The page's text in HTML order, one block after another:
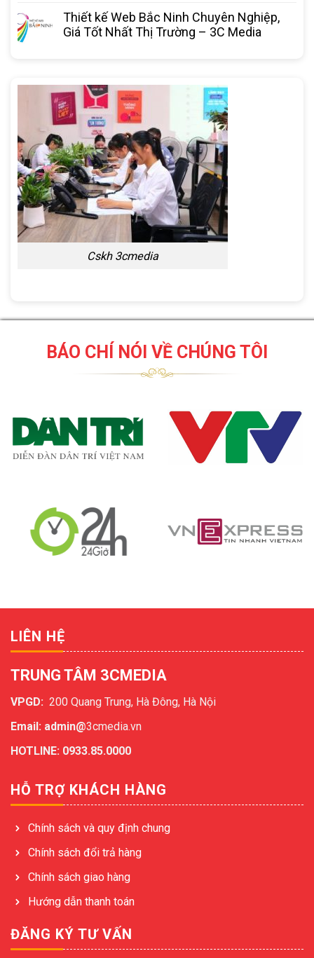
Thiết kế Web Bắc Ninh Chuyên Nghiệp,
Giá Tốt Nhất Thị Trường – 3C Media
Cskh 3cmedia
BÁO CHÍ NÓI VỀ CHÚNG TÔI
LIÊN HỆ
TRUNG TÂM 3CMEDIA
VPGD: 200 Quang Trung, Hà Đông, Hà Nội
Email: admin@3cmedia.vn
HOTLINE: 0933.85.0000
HỖ TRỢ KHÁCH HÀNG
Chính sách và quy định chung
Chính sách đổi trả hàng
Chính sách giao hàng
Hướng dẫn thanh toán
ĐĂNG KÝ TƯ VẤN